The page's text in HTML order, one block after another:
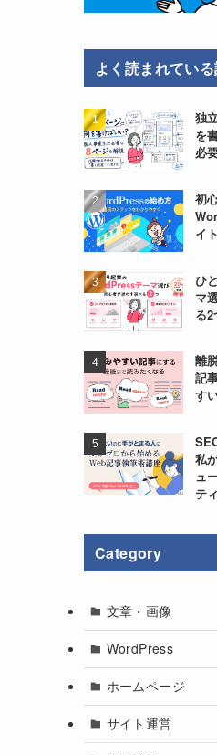
よく読まれてい
独
を
必
初
イ
ひ
マ
る
離
記
す
私
ュ
テ
Category
文章・画像
WordPress
ホームページ
サイト運営